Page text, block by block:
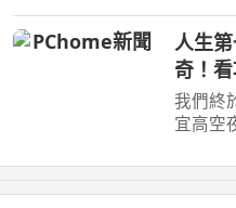
Galaxy
人生
奇！
我們終
宜高空
來感覺